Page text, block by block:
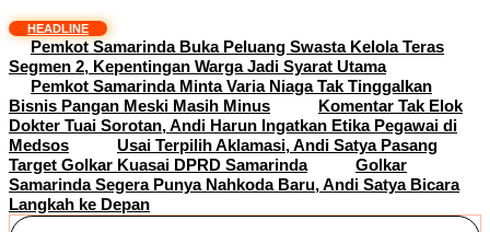
HEADLINE
Pemkot Samarinda Buka Peluang Swasta Kelola Teras
Segmen 2, Kepentingan Warga Jadi Syarat Utama
Pemkot Samarinda Minta Varia Niaga Tak Tinggalkan
Bisnis Pangan Meski Masih Minus
Komentar Tak Elok
Dokter Tuai Sorotan, Andi Harun Ingatkan Etika Pegawai di
Medsos
Usai Terpilih Aklamasi, Andi Satya Pasang
Target Golkar Kuasai DPRD Samarinda
Golkar
Samarinda Segera Punya Nahkoda Baru, Andi Satya Bicara
Langkah ke Depan